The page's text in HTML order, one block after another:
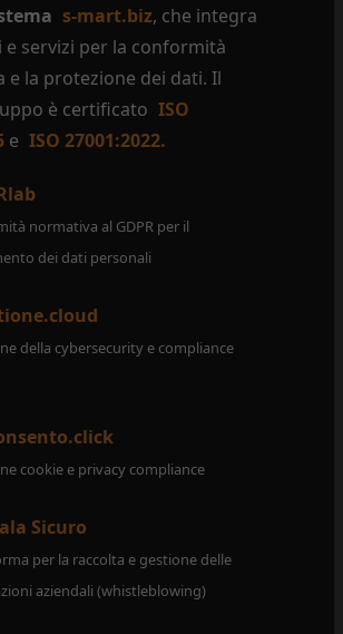
s-mart.biz, che integra
servizi per la conformità
e la protezione dei dati. Il
è certificato ISO
e ISO 27001:2022.
normativa al GDPR per il
dei dati personali
della cybersecurity e compliance
cookie e privacy compliance
Sicuro
per la raccolta e gestione delle
aziendali (whistleblowing)